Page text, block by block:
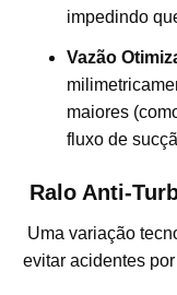
impedindo
Vazão
maiores
fluxo de
Ralo Anti-
Uma variação
evitar acidentes